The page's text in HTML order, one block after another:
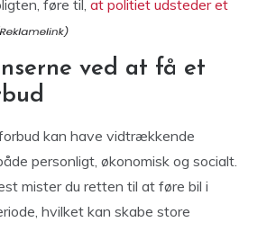
føre til, at politiet udsteder et
ved at få et
kan have vidtrækkende
personligt, økonomisk og socialt.
mister du retten til at føre bil i
hvilket kan skabe store